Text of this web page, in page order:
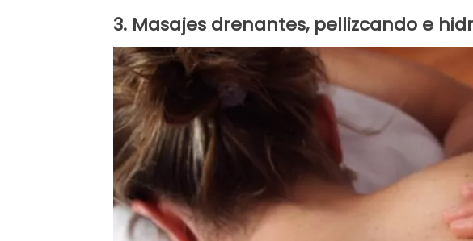
3. Masajes drenantes, pellizcando e